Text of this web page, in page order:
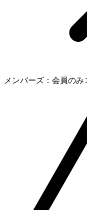
メンバーズ：会員のみ